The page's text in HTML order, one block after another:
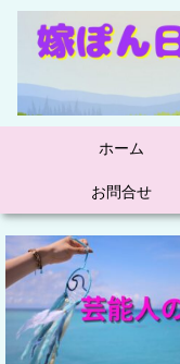
ホーム
お問合せ